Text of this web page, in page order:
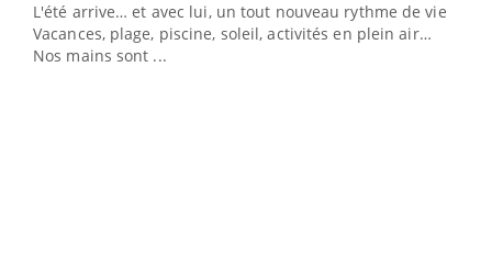
L'été arrive… et avec lui, un tout nouveau rythme de vie !
Vacances, plage, piscine, soleil, activités en plein air…
Nos mains sont ...